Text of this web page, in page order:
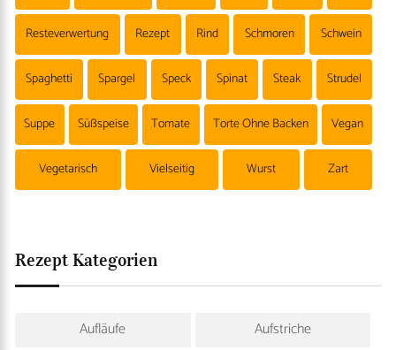
Resteverwertung Rezept Rind Schmoren Schwein
Spaghetti Spargel Speck Spinat Steak Strudel
Suppe Süßspeise Tomate Torte Ohne Backen Vegan
Vegetarisch Vielseitig Wurst Zart
Rezept Kategorien
Aufläufe
Aufstriche